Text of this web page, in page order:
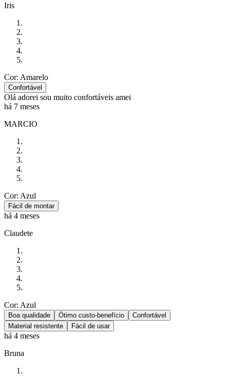
Iris
Cor: Amarelo
Confortável
Olá adorei sou muito confortáveis amei
há 7 meses
MARCIO
Cor: Azul
Fácil de montar
há 4 meses
Claudete
Cor: Azul
Boa qualidade Ótimo custo-benefício
Confortável
Material resistente
Fácil de usar
há 4 meses
Bruna